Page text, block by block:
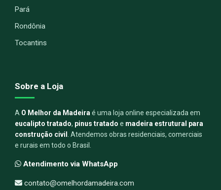
Pará
Rondônia
Tocantins
Sobre a Loja
A O Melhor da Madeira é uma loja online especializada em
eucalipto tratado, pinus tratado e madeira estrutural para
construção civil
. Atendemos obras residenciais, comerciais
e rurais em todo o Brasil.
Atendimento via WhatsApp
contato@omelhordamadeira.com